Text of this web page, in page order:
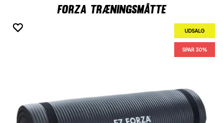
Forza Træningsmåtte
UDSALG
SPAR 30%
UDSALG
SPAR 30%
UDSALG
SPAR 30%